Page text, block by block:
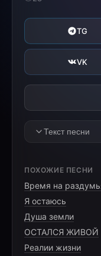
TG
VK
Текст песни
Чёрная Нива
Пыль за
В
ПОХОЖИЕ ПЕСНИ
Время на
Я остаюсь
Душа земли
ОСТАЛСЯ ЖИВОЙ
Реалии жизни